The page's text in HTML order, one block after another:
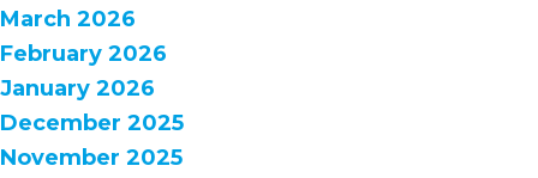
March 2026
February 2026
January 2026
December 2025
November 2025